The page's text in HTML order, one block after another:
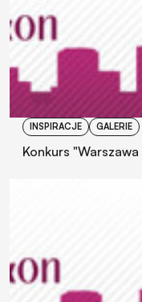
INSPIRACJE GALERIE
Konkurs